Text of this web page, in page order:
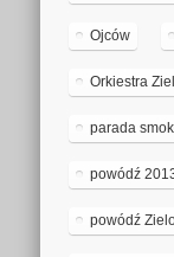
Ojców
Orkiestra
parada
powódź
powódź